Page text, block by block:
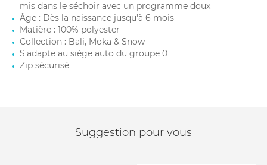
mis dans le séchoir avec un programme doux
Âge : Dès la naissance jusqu'à 6 mois
Matière : 100% polyester
Collection : Bali, Moka & Snow
S'adapte au siège auto du groupe 0
Zip sécurisé
Suggestion pour vous